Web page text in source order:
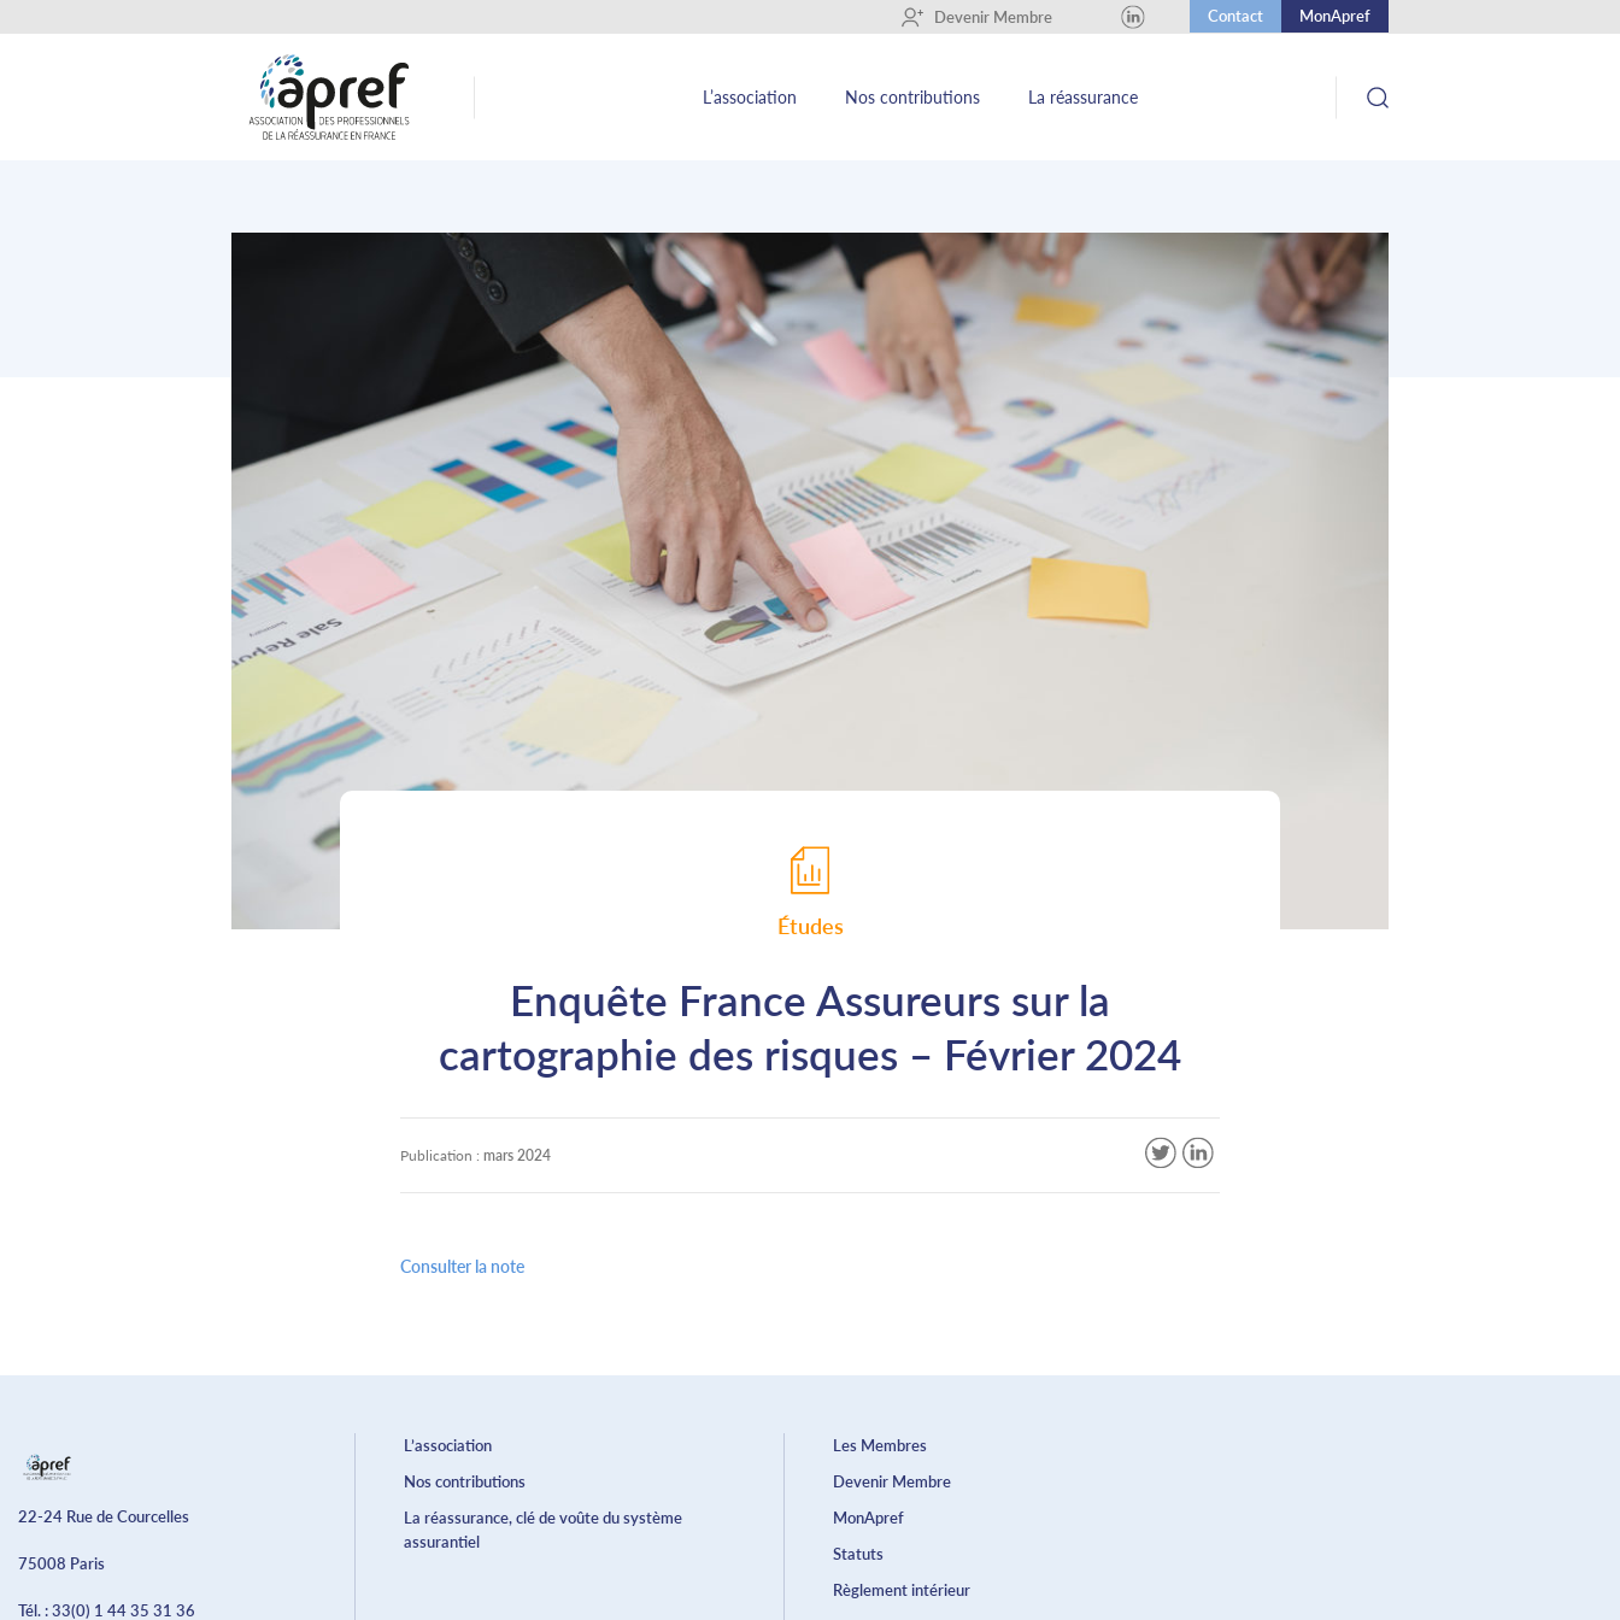
+ Devenir Membre Contact MonApref
L’association Nos contributions La réassurance
Études
Enquête France Assureurs sur la
cartographie des risques – Février 2024
Publication : mars 2024
Consulter la note
22-24 Rue de Courcelles
75008 Paris
Tél. :33(0) 1 44 35 31 36
L’association
Nos contributions
La réassurance, clé de voûte du système
assurantiel
Les Membres
Devenir Membre
MonApref
Statuts
Règlement intérieur